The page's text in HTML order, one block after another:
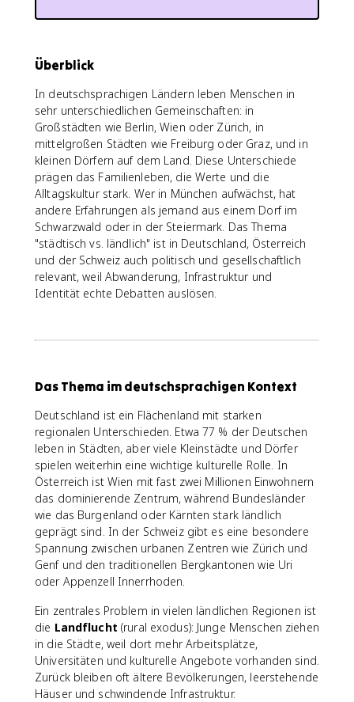
Überblick
In deutschsprachigen Ländern leben Menschen in
sehr unterschiedlichen Gemeinschaften: in
Großstädten wie Berlin, Wien oder Zürich, in
mittelgroßen Städten wie Freiburg oder Graz, und in
kleinen Dörfern auf dem Land. Diese Unterschiede
prägen das Familienleben, die Werte und die
Alltagskultur stark. Wer in München aufwächst, hat
andere Erfahrungen als jemand aus einem Dorf im
Schwarzwald oder in der Steiermark. Das Thema
"städtisch vs. ländlich" ist in Deutschland, Österreich
und der Schweiz auch politisch und gesellschaftlich
relevant, weil Abwanderung, Infrastruktur und
Identität echte Debatten auslösen.
Das Thema im deutschsprachigen Kontext
Deutschland ist ein Flächenland mit starken
regionalen Unterschieden. Etwa 77 % der Deutschen
leben in Städten, aber viele Kleinstädte und Dörfer
spielen weiterhin eine wichtige kulturelle Rolle. In
Österreich ist Wien mit fast zwei Millionen Einwohnern
das dominierende Zentrum, während Bundesländer
wie das Burgenland oder Kärnten stark ländlich
geprägt sind. In der Schweiz gibt es eine besondere
Spannung zwischen urbanen Zentren wie Zürich und
Genf und den traditionellen Bergkantonen wie Uri
oder Appenzell Innerrhoden.
Ein zentrales Problem in vielen ländlichen Regionen ist
die Landflucht (rural exodus): Junge Menschen ziehen
in die Städte, weil dort mehr Arbeitsplätze,
Universitäten und kulturelle Angebote vorhanden sind.
Zurück bleiben oft ältere Bevölkerungen, leerstehende
Häuser und schwindende Infrastruktur.